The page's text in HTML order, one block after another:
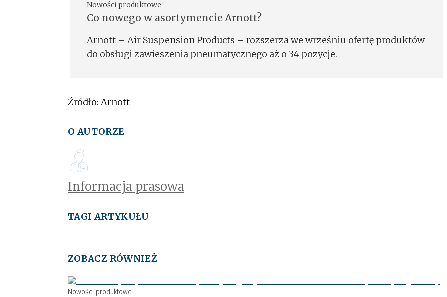
Nowości produktowe
Co nowego w asortymencie Arnott?
Arnott – Air Suspension Products – rozszerza we wrześniu ofertę produktów
do obsługi zawieszenia pneumatycznego aż o 34 pozycje.
Źródło: Arnott
O AUTORZE
Informacja prasowa
TAGI ARTYKUŁU
ZOBACZ RÓWNIEŻ
Nowości produktowe